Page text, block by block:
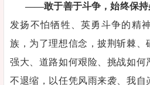
——敢于善于斗争，始终保持
发扬不怕牺牲、英勇斗争的精
族，为了理想信念，披荆斩棘、
强大、道路如何艰险、挑战如何
不退缩，以任凭风雨来袭、我自